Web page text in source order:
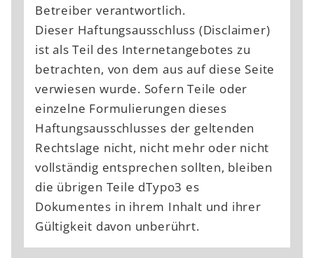
Betreiber verantwortlich.
Dieser Haftungsausschluss (Disclaimer)
ist als Teil des Internetangebotes zu
betrachten, von dem aus auf diese Seite
verwiesen wurde. Sofern Teile oder
einzelne Formulierungen dieses
Haftungsausschlusses der geltenden
Rechtslage nicht, nicht mehr oder nicht
vollständig entsprechen sollten, bleiben
die übrigen Teile dTypo3 es
Dokumentes in ihrem Inhalt und ihrer
Gültigkeit davon unberührt.